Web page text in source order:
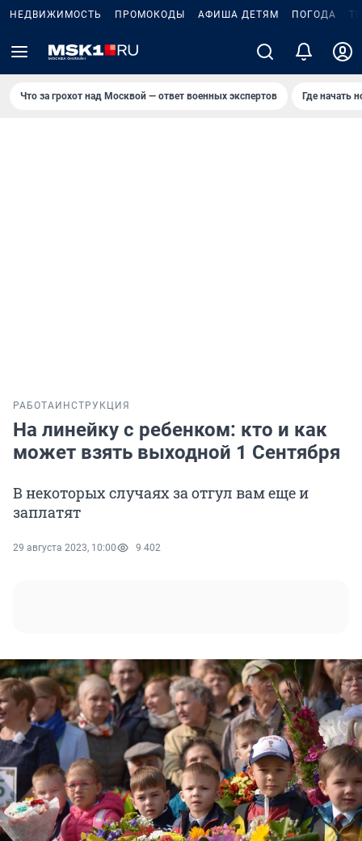
НЕДВИЖИМОСТЬ ПРОМОКОДЫ АФИША ДЕТЯМ ПОГОДА
Что за грохот над Москвой — ответ военных экспертов Где начать
РАБОТА ИНСТРУКЦИЯ
На линейку с ребенком: кто и как
может взять выходной 1 Сентября
В некоторых случаях за отгул вам еще и
заплатят
29 августа 2023, 10:00 9 402